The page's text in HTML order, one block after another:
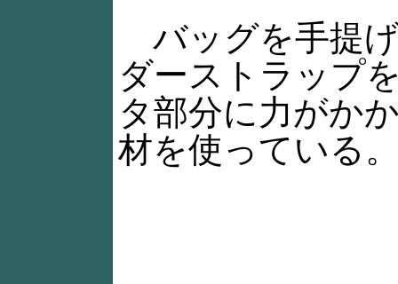
バッグを手提
ダーストラップ
タ部分に力がか
材を使っている